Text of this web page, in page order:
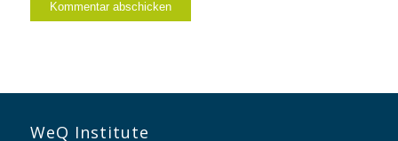
WeQ Institute